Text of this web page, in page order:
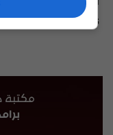
م٥ - الحلقة ٨ | الموسم ٥15:30 | 2026-08-06